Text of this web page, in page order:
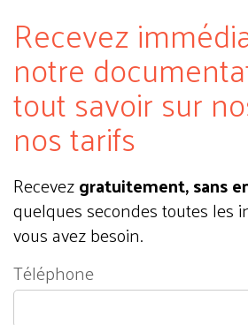
Recevez
notre
tout savoir sur
nos tarifs
Recevezgratuitement, sans
quelques secondes toutes les
vous avez besoin.
Téléphone